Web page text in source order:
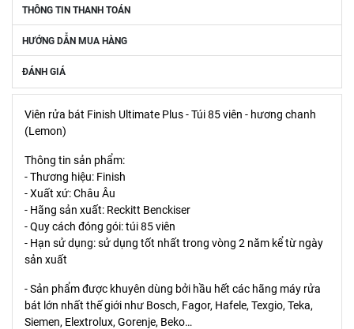
THÔNG TIN THANH TOÁN
HƯỚNG DẪN MUA HÀNG
ĐÁNH GIÁ
Viên rửa bát Finish Ultimate Plus - Túi 85 viên - hương chanh
(Lemon)
Thông tin sản phẩm:
- Thương hiệu: Finish
- Xuất xứ: Châu Âu
- Hãng sản xuất: Reckitt Benckiser
- Quy cách đóng gói: túi 85 viên
- Hạn sử dụng: sử dụng tốt nhất trong vòng 2 năm kể từ ngày
sản xuất
- Sản phẩm được khuyên dùng bởi hầu hết các hãng máy rửa
bát lớn nhất thế giới như Bosch, Fagor, Hafele, Texgio, Teka,
Siemen, Elextrolux, Gorenje, Beko…